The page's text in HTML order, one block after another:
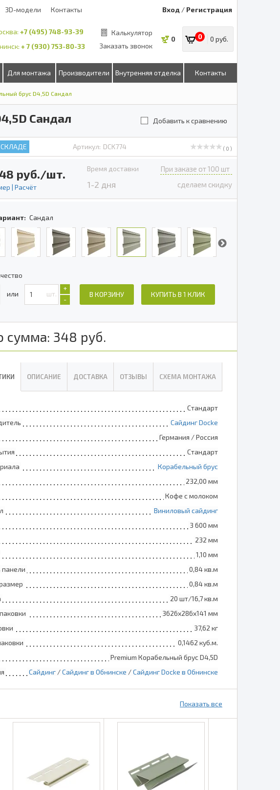
3D-модели Контакты Вход / Регистрация
+7 (495) 748-93-39
+ 7 (930) 753-80-33
Калькулятор
Заказать звонок
0 0 0 руб.
Для монтажа Производители Внутренняя отделка Контакты
брус D4,5D Сандал
Сандал Добавить к сравнению
Артикул: DCK774 ( 0 )
руб./шт.
| Расчёт
Время доставки
1-2 дня
При заказе от 100 шт
сделаем скидку
Сандал
шт.
+
-
В КОРЗИНУ КУПИТЬ В 1 КЛИК
сумма: 348 руб.
ОПИСАНИЕ ДОСТАВКА ОТЗЫВЫ СХЕМА МОНТАЖА
Стандарт
Сайдинг Docke
Германия / Россия
Стандарт
Корабельный брус
232,00 мм
Кофе с молоком
Виниловый сайдинг
3 600 мм
232 мм
1,10 мм
0,84 кв.м
0,84 кв.м
20 шт/16,7 кв.м
3626х286х141 мм
37,62 кг
0,1462 куб.м.
Premium Корабельный брус D4,5D
Сайдинг /Сайдинг в Обнинске /Сайдинг Docke в Обнинске
Показать все